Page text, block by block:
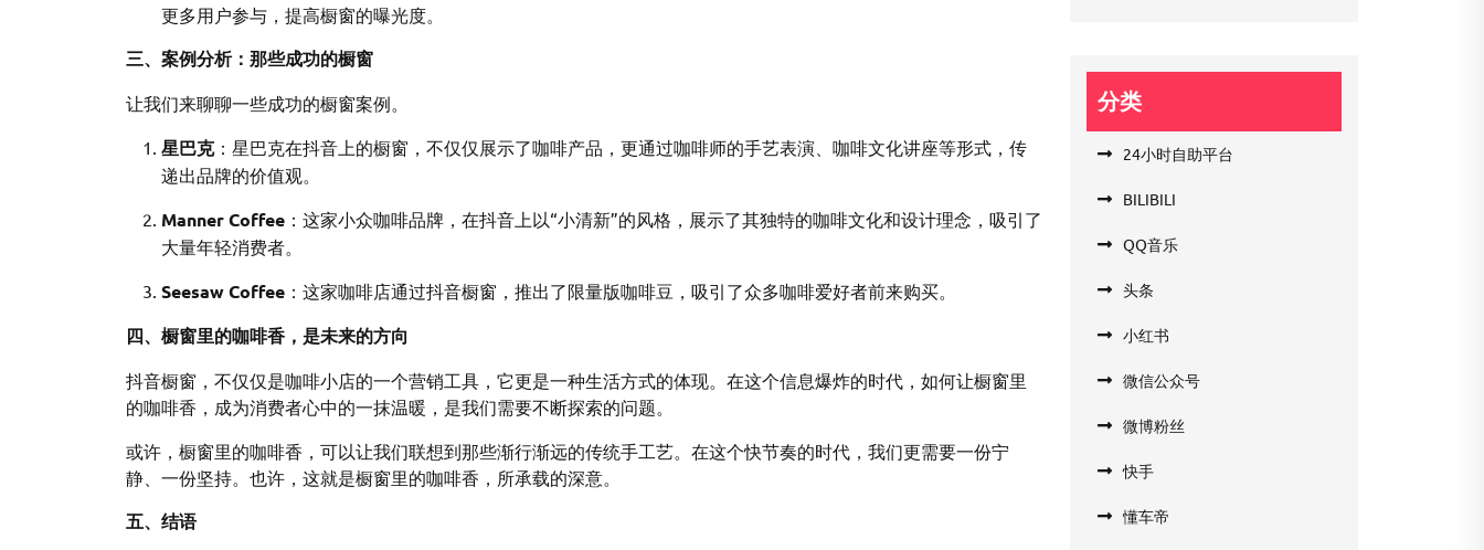
更多用户参与，提高橱窗的曝光度。
三、案例分析：那些成功的橱窗
让我们来聊聊一些成功的橱窗案例。
星巴克：星巴克在抖音上的橱窗，不仅仅展示了咖啡产品，更通过咖啡师的手艺表演、咖啡文化讲座等形式，传
递出品牌的价值观。
Manner Coffee ：这家小众咖啡品牌，在抖音上以“小清新”的风格，展示了其独特的咖啡文化和设计理念，吸引了
大量年轻消费者。
Seesaw Coffee ：这家咖啡店通过抖音橱窗，推出了限量版咖啡豆，吸引了众多咖啡爱好者前来购买。
四、橱窗里的咖啡香，是未来的方向
抖音橱窗，不仅仅是咖啡小店的一个营销工具，它更是一种生活方式的体现。在这个信息爆炸的时代，如何让橱窗里
的咖啡香，成为消费者心中的一抹温暖，是我们需要不断探索的问题。
或许，橱窗里的咖啡香，可以让我们联想到那些渐行渐远的传统手工艺。在这个快节奏的时代，我们更需要一份宁
静、一份坚持。也许，这就是橱窗里的咖啡香，所承载的深意。
五、结语
分类
24小时自助平台
BILIBILI
QQ音乐
头条
小红书
微信公众号
微博粉丝
快手
懂车帝